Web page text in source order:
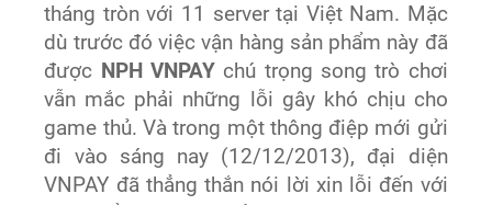
tháng tròn với 11 server tại Việt Nam. Mặc
dù trước đó việc vận hàng sản phẩm này đã
được NPH VNPAY chú trọng song trò chơi
vẫn mắc phải những lỗi gây khó chịu cho
game thủ. Và trong một thông điệp mới gửi
đi vào sáng nay (12/12/2013), đại diện
VNPAY đã thẳng thắn nói lời xin lỗi đến với